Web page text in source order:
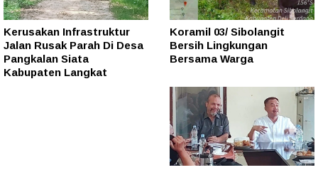
Kerusakan Infrastruktur
Jalan Rusak Parah Di Desa
Pangkalan Siata
Kabupaten Langkat
Koramil 03/ Sibolangit
Bersih Lingkungan
Bersama Warga